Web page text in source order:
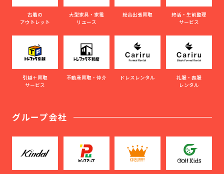
古着の
アウトレット
大型家具・家電
リユース
総合出張買取
終活・生前整理
サービス
引越＋買取
サービス
不動産買取・仲介 ドレスレンタル
礼服・喪服
レンタル
グループ会社